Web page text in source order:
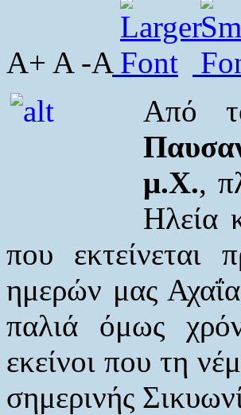
A+ A -A
Από
μ.Χ.,
Ηλεία
που εκτείνεται
ημερών μας
παλιά όμως
εκείνοι που τη
σημερινής